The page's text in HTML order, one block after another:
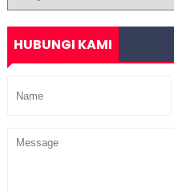
HUBUNGI KAMI